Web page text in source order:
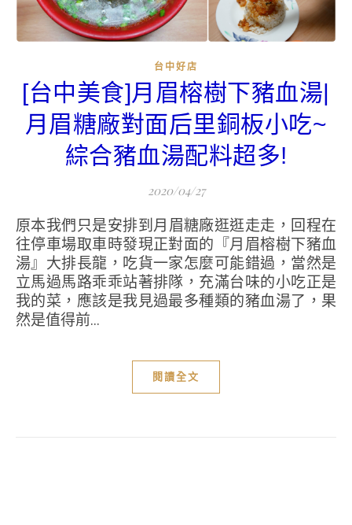
台中好店
[台中美食]月眉榕樹下豬血湯|
月眉糖廠對面后里銅板小吃~
綜合豬血湯配料超多!
2020/04/27
原本我們只是安排到月眉糖廠逛逛走走，回程在
往停車場取車時發現正對面的『月眉榕樹下豬血
湯』大排長龍，吃貨一家怎麼可能錯過，當然是
立馬過馬路乖乖站著排隊，充滿台味的小吃正是
我的菜，應該是我見過最多種類的豬血湯了，果
然是值得前...
閱讀全文